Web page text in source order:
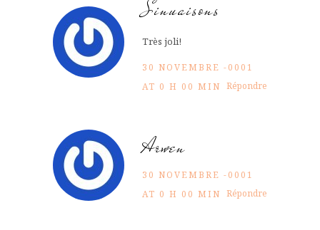
Sinuaisons
Très joli!
30 NOVEMBRE -0001
AT 0 H 00 MIN Répondre
Arwen
30 NOVEMBRE -0001
AT 0 H 00 MIN Répondre